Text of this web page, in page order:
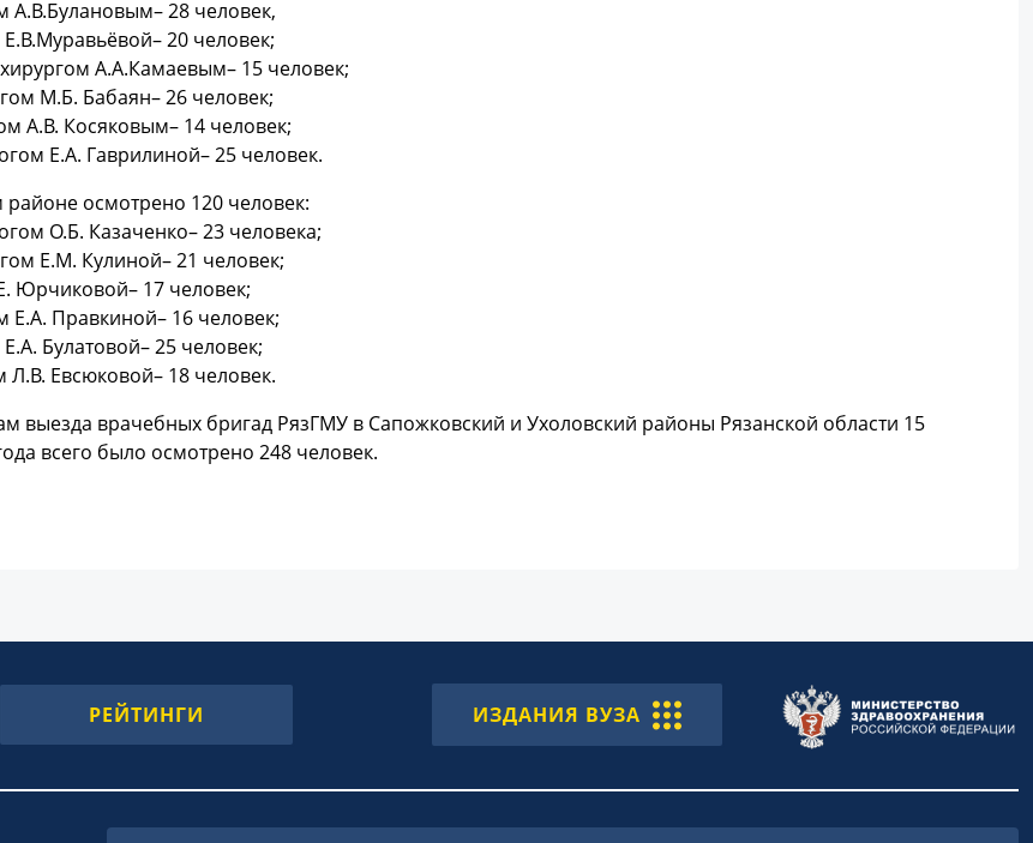
А.В.Булановым– 28 человек,
20 человек;
А.А.Камаевым– 15 человек;
М.Б. Бабаян– 26 человек;
А.В. Косяковым– 14 человек;
Е.А. Гаврилиной– 25 человек.
районе осмотрено 120 человек:
О.Б. Казаченко– 23 человека;
Е.М. Кулиной– 21 человек;
Юрчиковой– 17 человек;
Е.А. Правкиной– 16 человек;
Булатовой– 25 человек;
Л.В. Евсюковой– 18 человек.
выезда врачебных бригад РязГМУ в Сапожковский и Ухоловский районы Рязанской области 15
всего было осмотрено 248 человек.
РЕЙТИНГИ ИЗДАНИЯ ВУЗА